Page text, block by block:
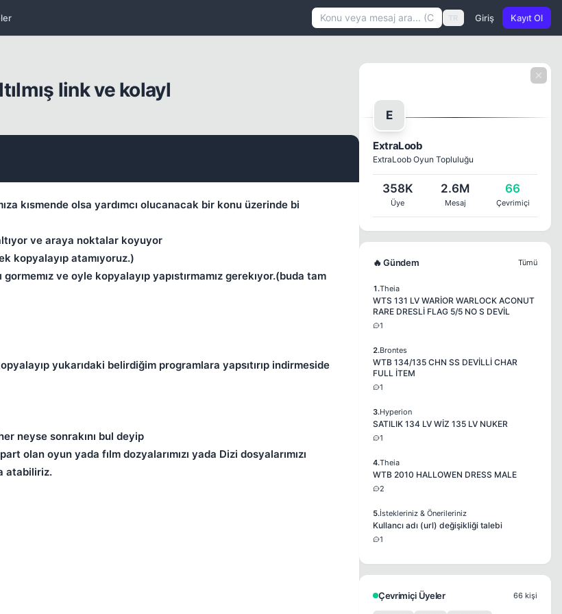
TR Giriş Kayıt Ol
link ve kolayl
kısmende olsa yardımcı olucanacak bir konu üzerinde bi
ve araya noktalar koyuyor
kopyalayıp atamıyoruz.)
ve oyle kopyalayıp yapıstırmamız gerekıyor.(buda tam
yukarıdaki belirdiğim programlara yapsıtırıp indirmeside
neyse sonrakını bul deyip
olan oyun yada fılm dozyalarımızı yada Dizi dosyalarımızı
atabiliriz.
E
ExtraLoob
ExtraLoob Oyun Topluluğu
358K
Üye
2.6M
Mesaj
66
Çevrimiçi
🔥 Gündem Tümü
1.Theia
WTS 131 LV WARİOR WARLOCK ACONUT
RARE DRESLİ FLAG 5/5 NO S DEVİL
1
2.Brontes
WTB 134/135 CHN SS DEVİLLİ CHAR
FULL İTEM
1
3.Hyperion
SATILIK 134 LV WİZ 135 LV NUKER
1
4.Theia
WTB 2010 HALLOWEN DRESS MALE
2
5.İstekleriniz & Önerileriniz
Kullancı adı (url) değişikliği talebi
1
Çevrimiçi Üyeler 66 kişi